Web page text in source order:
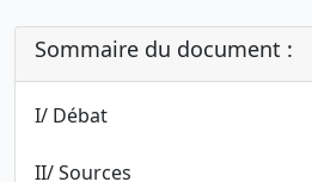
Sommaire du document :
I/ Débat
II/ Sources